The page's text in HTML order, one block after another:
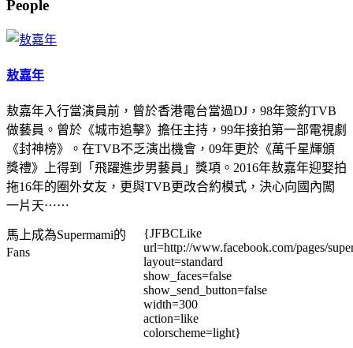
People
敖嘉年
敖嘉年入行當演員前，曾於香港電台當過DJ，98年簽約TVB
做藝員。曾於《城市追擊》擔任主持，99年接拍第一部電視劇
《封神榜》。在TVB不乏演出機會，09年更於《萬千星輝頒
獎禮》上得到「飛躍進步男藝員」獎項。2016年敖嘉年迎娶拍
拖16年的圈外女友，更與TVB更改合約模式，決心向國內闖
一片天⋯⋯
馬上成為Supermami的
Fans
{JFBCLike
url=http://www.facebook.com/pages/
layout=standard
show_faces=false
show_send_button=false
width=300
action=like
colorscheme=light}